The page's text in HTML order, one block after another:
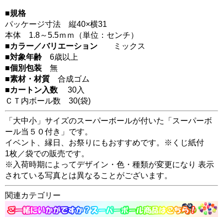
■規格
パッケージ寸法 縦40×横31
本体 1.8～5.5ｍｍ（単位：センチ）
■カラー／バリエーション
ミックス
■対象年齢 6歳以上
■個別包装 無
■素材・材質 合成ゴム
■カートン入数
30入
ＣＴ内ボール数 30(袋)
「大中小」サイズのスーパーボールが付いた「スーパーボ
ール当５０付き」です。
イベント、縁日、お祭りにもおすすめです。※くじ紙付
1枚／袋での販売です。
※入荷時期によってデザイン・色・種類が変更になり 表示
されている写真とは異なることがございます。
関連カテゴリー